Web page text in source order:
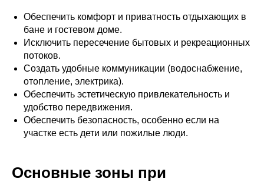
Обеспечить комфорт и приватность отдыхающих в
бане и гостевом доме.
Исключить пересечение бытовых и рекреационных
потоков.
Создать удобные коммуникации (водоснабжение,
отопление, электрика).
Обеспечить эстетическую привлекательность и
удобство передвижения.
Обеспечить безопасность, особенно если на
участке есть дети или пожилые люди.
Основные зоны при